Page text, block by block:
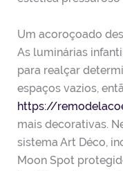
Um acoroçoado
As luminárias
para realçar
espaços vazios,
https://
mais decorativas.
sistema Art Déco,
Moon Spot